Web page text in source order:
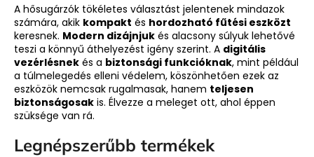
A hősugárzók tökéletes választást jelentenek mindazok
számára, akik kompakt és hordozható fűtési eszközt
keresnek. Modern dizájnjuk és alacsony súlyuk lehetővé
teszi a könnyű áthelyezést igény szerint. A digitális
vezérlésnek és a biztonsági funkcióknak, mint például
a túlmelegedés elleni védelem, köszönhetően ezek az
eszközök nemcsak rugalmasak, hanem teljesen
biztonságosak is. Élvezze a meleget ott, ahol éppen
szüksége van rá.
Legnépszerűbb termékek
i
t
k
e
r
e
s
?